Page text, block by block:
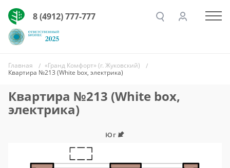
8 (4912) 777-777
Главная
«Гранд Комфорт» (г. Жуковский)
Квартира №213 (White box, электрика)
Квартира №213 (White box,
электрика)
Юг